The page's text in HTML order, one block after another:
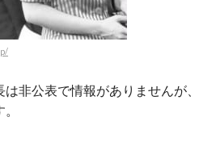
は非公表で情報がありませんが